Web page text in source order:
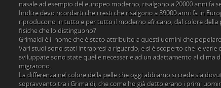
nasale ad esempio del europeo moderno, risalgono a 20000 anni fa
Inoltre devo ricordarti che i resti che risalgono a 39000 anni fa in
riproducono in tutto e per tutto il moderno africano, dal colore della
fisiche che lo distinguono?
Grimaldi è il nome che è stato attribuito a questi uomini che
Vari studi sono stati intrapresi a riguardo, e si è scoperto che le varie
sviluppate sono state quelle necessarie ad un adattamento al clima
migrarono.
La differenza nel colore della pelle che oggi abbiamo si crede sia
sopravvento tra i Grimaldi, che come ho già detto erano i primi